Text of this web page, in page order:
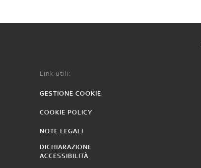
Link utili:
GESTIONE COOKIE
COOKIE POLICY
NOTE LEGALI
DICHIARAZIONE
ACCESSIBILITÀ